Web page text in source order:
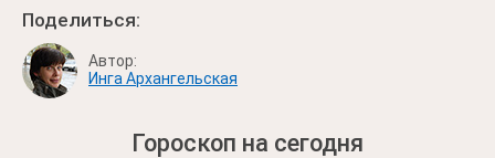
Поделиться:
Автор:
Инга Архангельская
Гороскоп на сегодня